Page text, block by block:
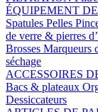
ÉQUIPEMENT
Spatules Pelles
de verre & pierres
Brosses Marqueurs
séchage
ACCESSOIRES
Bacs & plateaux
Dessiccateurs